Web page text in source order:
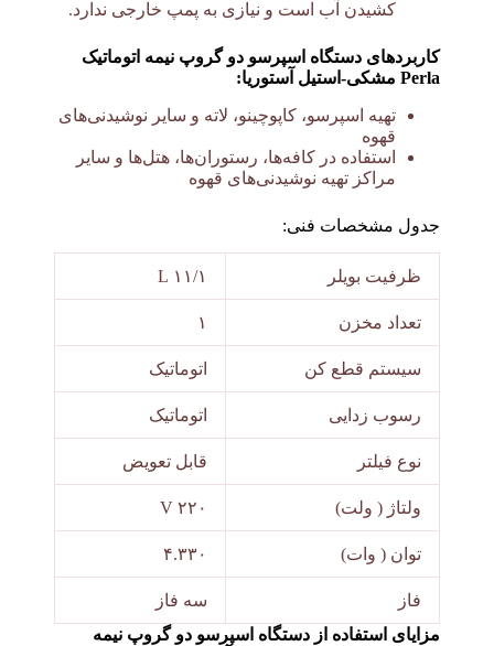
کشیدن آب است و نیازی به پمپ خارجی ندارد.
کاربردهای دستگاه اسپرسو دو گروپ نیمه اتوماتیک
Perla مشکی-استیل آستوریا:
تهیه اسپرسو، کاپوچینو، لاته و سایر نوشیدنی‌های
قهوه
استفاده در کافه‌ها، رستوران‌ها، هتل‌ها و سایر
مراکز تهیه نوشیدنی‌های قهوه
جدول مشخصات فنی:
ظرفیت بویلر ۱۱/۱ L
تعداد مخزن ۱
سیستم قطع کن اتوماتیک
رسوب زدایی اتوماتیک
نوع فیلتر قابل تعویض
ولتاژ ( ولت) ۲۲۰ V
توان ( وات) ۴.۳۳۰
فاز
سه فاز
مزایای استفاده از دستگاه اسپرسو دو گروپ نیمه